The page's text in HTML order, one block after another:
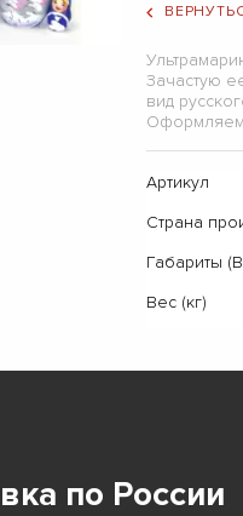
Зачастую
вид
Оформляем
Артикул
Страна
Габариты
Вес (кг)
по России